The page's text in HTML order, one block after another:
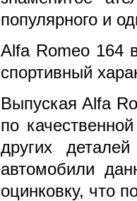
популярного и
Alfa Romeo 164
спортивный
Выпуская Alfa
по
других
автомобили
оцинковку, что